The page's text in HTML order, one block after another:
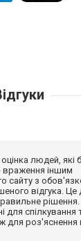
оцінка людей,
враження іншим
сайту з
відгука.
рішення.
для спілкування
для роз'яснення